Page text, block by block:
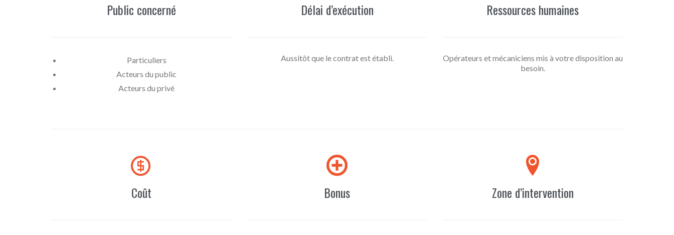
Public concerné
Particuliers
Acteurs du public
Acteurs du privé
Délai d’exécution
Aussitôt que le contrat est établi.
Ressources humaines
Opérateurs et mécaniciens mis à votre disposition au
besoin.

Coût

Bonus

Zone d’intervention